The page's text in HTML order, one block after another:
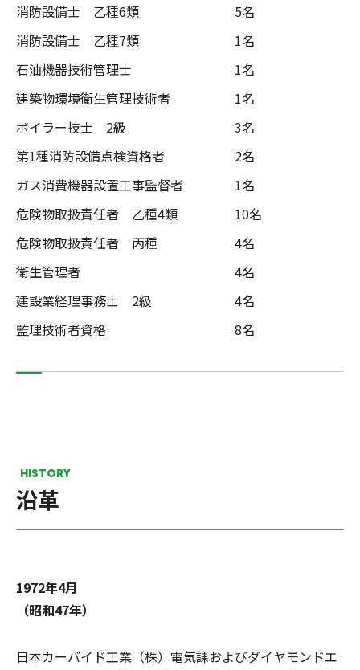
消防設備士 乙種6類
5名
消防設備士 乙種7類
1名
石油機器技術管理士
1名
建築物環境衛生管理技術者
1名
ボイラー技士 2級
3名
第1種消防設備点検資格者
2名
ガス消費機器設置工事監督者
1名
危険物取扱責任者 乙種4類
10名
危険物取扱責任者 丙種
4名
衛生管理者
4名
建設業経理事務士 2級
4名
監理技術者資格
8名
HISTORY
沿革
1972年4月
（昭和47年）
日本カーバイド工業（株）電気課およびダイヤモンドエ